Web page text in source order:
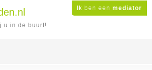
Ik ben een mediator
u in de buurt!